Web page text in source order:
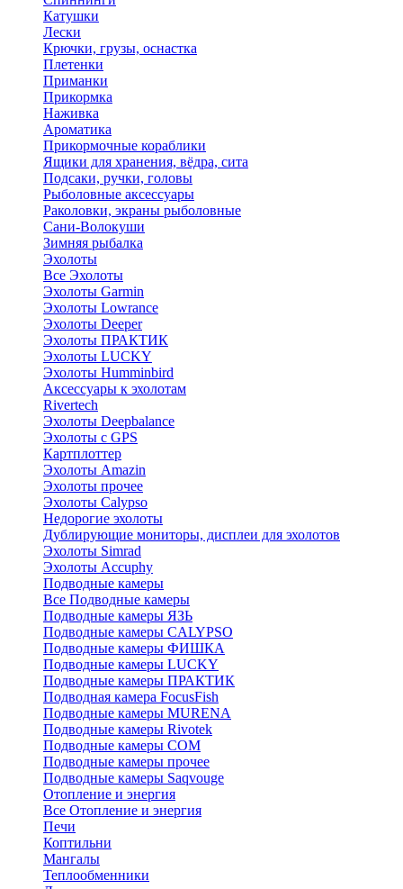
Катушки
Лески
Крючки, грузы, оснастка
Плетенки
Приманки
Прикормка
Наживка
Ароматика
Прикормочные кораблики
Ящики для хранения, вёдра, сита
Подсаки, ручки, головы
Рыболовные аксессуары
Раколовки, экраны рыболовные
Сани-Волокуши
Зимняя рыбалка
Эхолоты
Все Эхолоты
Эхолоты Garmin
Эхолоты Lowrance
Эхолоты Deeper
Эхолоты ПРАКТИК
Эхолоты LUCKY
Эхолоты Humminbird
Аксессуары к эхолотам
Rivertech
Эхолоты Deepbalance
Эхолоты с GPS
Картплоттер
Эхолоты Amazin
Эхолоты прочее
Эхолоты Calypso
Недорогие эхолоты
Дублирующие мониторы, дисплеи для эхолотов
Эхолоты Simrad
Эхолоты Accuphy
Подводные камеры
Все Подводные камеры
Подводные камеры ЯЗЬ
Подводные камеры CALYPSO
Подводные камеры ФИШКА
Подводные камеры LUCKY
Подводные камеры ПРАКТИК
Подводная камера FocusFish
Подводные камеры MURENA
Подводные камеры Rivotek
Подводные камеры СОМ
Подводные камеры прочее
Подводные камеры Saqvouge
Отопление и энергия
Все Отопление и энергия
Печи
Коптильни
Мангалы
Теплообменники